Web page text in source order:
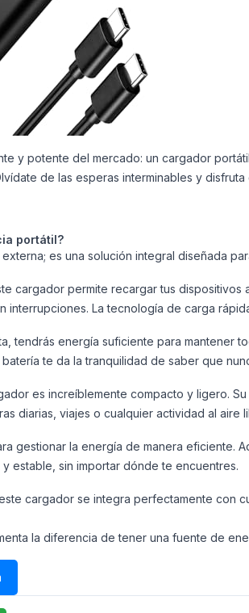
y potente del mercado: un cargador
de las esperas interminables y
portátil?
es una solución integral diseñada
cargador permite recargar tus
interrupciones. La tecnología de carga
tendrás energía suficiente para mantener
te da la tranquilidad de saber que
es increíblemente compacto y ligero.
diarias, viajes o cualquier actividad al aire
gestionar la energía de manera eficiente.
estable, sin importar dónde te encuentres.
cargador se integra perfectamente con
la diferencia de tener una fuente de